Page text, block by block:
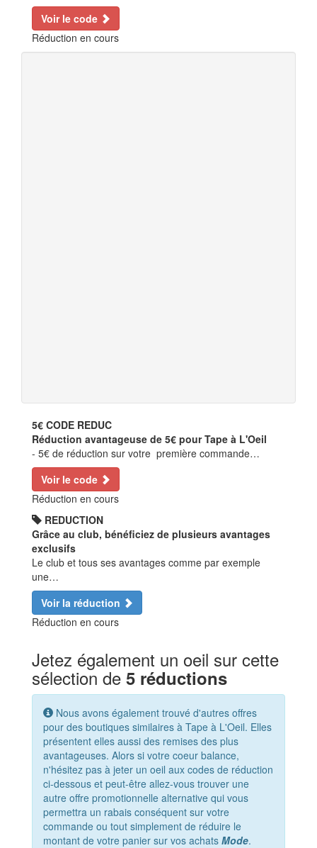
Voir le code
Réduction en cours
5€ CODE REDUC
Réduction avantageuse de 5€ pour Tape à L'Oeil
- 5€ de réduction sur votre première commande…
Voir le code
Réduction en cours
REDUCTION
Grâce au club, bénéficiez de plusieurs avantages
exclusifs
Le club et tous ses avantages comme par exemple
une…
Voir la réduction
Réduction en cours
Jetez également un oeil sur cette
sélection de 5 réductions
Nous avons également trouvé d'autres offres
pour des boutiques similaires à Tape à L'Oeil. Elles
présentent elles aussi des remises des plus
avantageuses. Alors si votre coeur balance,
n'hésitez pas à jeter un oeil aux codes de réduction
ci-dessous et peut-être allez-vous trouver une
autre offre promotionnelle alternative qui vous
permettra un rabais conséquent sur votre
commande ou tout simplement de réduire le
montant de votre panier sur vos achats Mode.